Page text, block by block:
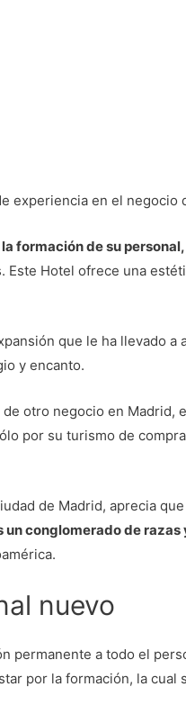
experiencia en el negocio
formación de su
Hotel ofrece una
que le ha llevado
y encanto.
otro negocio en Madrid,
por su turismo de
de Madrid, aprecia
un conglomerado de razas
nuevo
permanente a todo el
por la formación, la cual